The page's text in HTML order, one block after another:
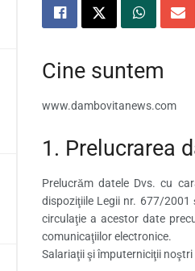
Cine suntem
www.dambovitanews.com
1. Prelucrarea
Prelucrăm datele Dvs. cu
dispoziţiile Legii nr. 677/
circulaţie a acestor date
comunicaţiilor electronice.
Salariaţii şi împuterniciţii